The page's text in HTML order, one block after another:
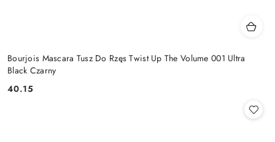
Bourjois Mascara Tusz Do Rzęs Twist Up The Volume 001 Ultra
Black Czarny
Cena:
40.15